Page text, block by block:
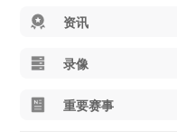
资讯
录像
重要赛事